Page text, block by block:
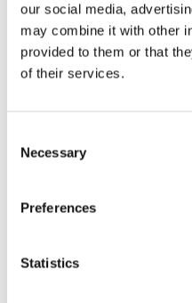
our social media,
may combine it with other
provided to them or that
of their services.
Selection
Necessary
Preferences
Statistics
Sirius tar
nybygge